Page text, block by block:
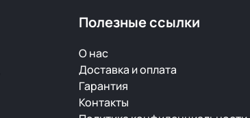
Полезные ссылки
О нас
Доставка и оплата
Гарантия
Контакты